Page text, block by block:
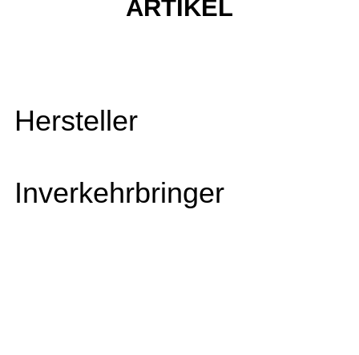
ARTIKEL
Hersteller
Inverkehrbringer